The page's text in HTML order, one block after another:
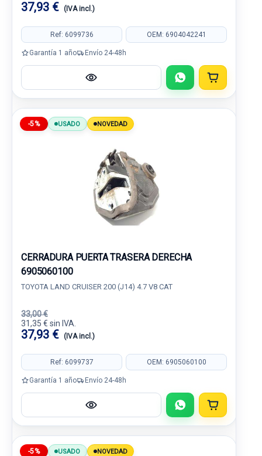
37,93 € (IVA incl.)
Ref: 6099736 OEM: 6904042241
Garantía 1 año Envío 24-48h
-5% USADO NOVEDAD
CERRADURA PUERTA TRASERA DERECHA
6905060100
TOYOTA LAND CRUISER 200 (J14) 4.7 V8 CAT
33,00 €
31,35 € sin IVA.
37,93 € (IVA incl.)
Ref: 6099737 OEM: 6905060100
Garantía 1 año Envío 24-48h
-5% USADO NOVEDAD